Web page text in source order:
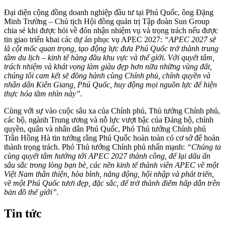
Đại diện cộng đồng doanh nghiệp đầu tư tại Phú Quốc, ông Đặng
Minh Trường – Chủ tịch Hội đồng quản trị Tập đoàn Sun Group
chia sẻ khi được hỏi về đón nhận nhiệm vụ và trọng trách nếu được
tin giao triển khai các dự án phục vụ APEC 2027: “APEC 2027 sẽ
là cột mốc quan trọng, tạo động lực đưa Phú Quốc trở thành trung
tâm du lịch – kinh tế hàng đầu khu vực và thế giới. Với quyết tâm,
trách nhiệm và khát vọng làm giàu đẹp hơn nữa những vùng đất,
chúng tôi cam kết sẽ đồng hành cùng Chính phủ, chính quyền và
nhân dân Kiên Giang, Phú Quốc, huy động mọi nguồn lực để hiện
thực hóa tầm nhìn này”.
Cùng với sự vào cuộc sâu xa của Chính phủ, Thủ tướng Chính phủ,
các bộ, ngành Trung ương và nỗ lực vượt bậc của Đảng bộ, chính
quyền, quân và nhân dân Phú Quốc, Phó Thủ tướng Chính phủ
Trần Hồng Hà tin tưởng rằng Phú Quốc hoàn toàn có cơ sở để hoàn
thành trọng trách. Phó Thủ tướng Chính phủ nhấn mạnh: “Chúng ta
cùng quyết tâm hướng tới APEC 2027 thành công, để lại dấu ấn
sâu sắc trong lòng bạn bè, các nền kinh tế thành viên APEC về một
Việt Nam thân thiện, hòa bình, năng động, hội nhập và phát triển,
về một Phú Quốc tươi đẹp, đặc sắc, để trở thành điểm hấp dẫn trên
bản đồ thế giới”.
Tin tức